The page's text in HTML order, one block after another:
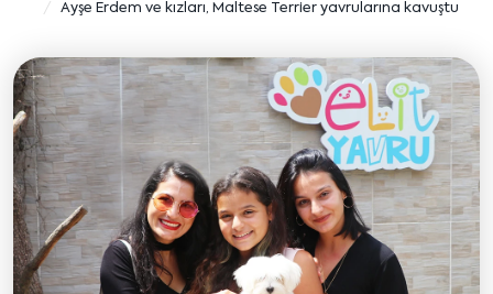
Ayşe Erdem ve kızları, Maltese Terrier yavrularına kavuştu